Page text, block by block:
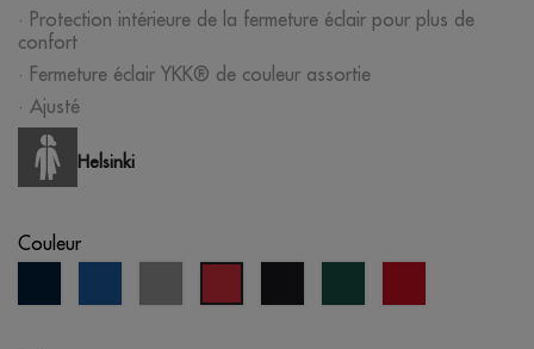
· Protection intérieure de la fermeture éclair pour plus de
confort
· Fermeture éclair YKK® de couleur assortie
· Ajusté
Helsinki
Couleur
moyen